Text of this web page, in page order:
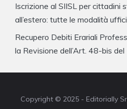
Iscrizione al SIISL per cittadini
all’estero: tutte le modalità
Recupero Debiti Erariali
la Revisione dell’Art. 48-bis
Copyright © 2025 - Editorially